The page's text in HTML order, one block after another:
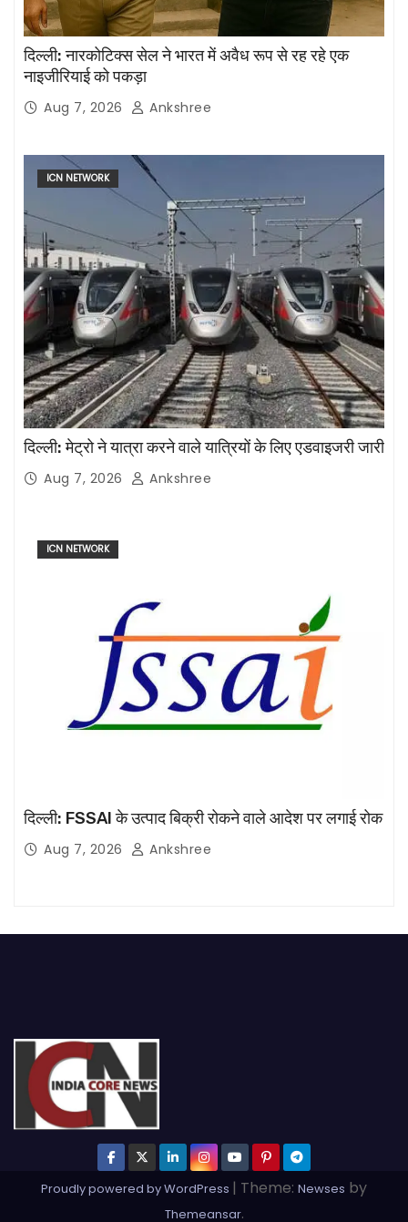
दिल्ली: नारकोटिक्स सेल ने भारत में अवैध रूप से रह रहे एक
नाइजीरियाई को पकड़ा
Aug 7, 2026 Ankshree
ICN NETWORK
दिल्ली: मेट्रो ने यात्रा करने वाले यात्रियों के लिए एडवाइजरी जारी
Aug 7, 2026 Ankshree
ICN NETWORK
दिल्ली: FSSAI के उत्पाद बिक्री रोकने वाले आदेश पर लगाई रोक
Aug 7, 2026 Ankshree
Proudly powered by WordPress | Theme: Newses by
Themeansar.